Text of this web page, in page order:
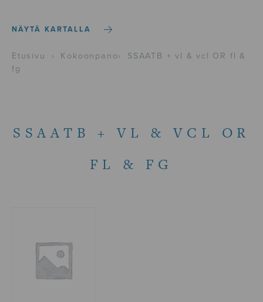
NÄYTÄ KARTALLA
Etusivu › Kokoonpano›
SSAATB + vl & vcl OR fl &
fg
SSAATB + VL & VCL OR
FL & FG